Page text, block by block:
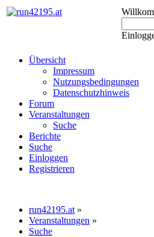
Übersicht
Impressum
Nutzungsbedingungen
Datenschutzhinweis
Forum
Veranstaltungen
Suche
Berichte
Suche
Einloggen
Registrieren
run42195.at »
Veranstaltungen »
Suche